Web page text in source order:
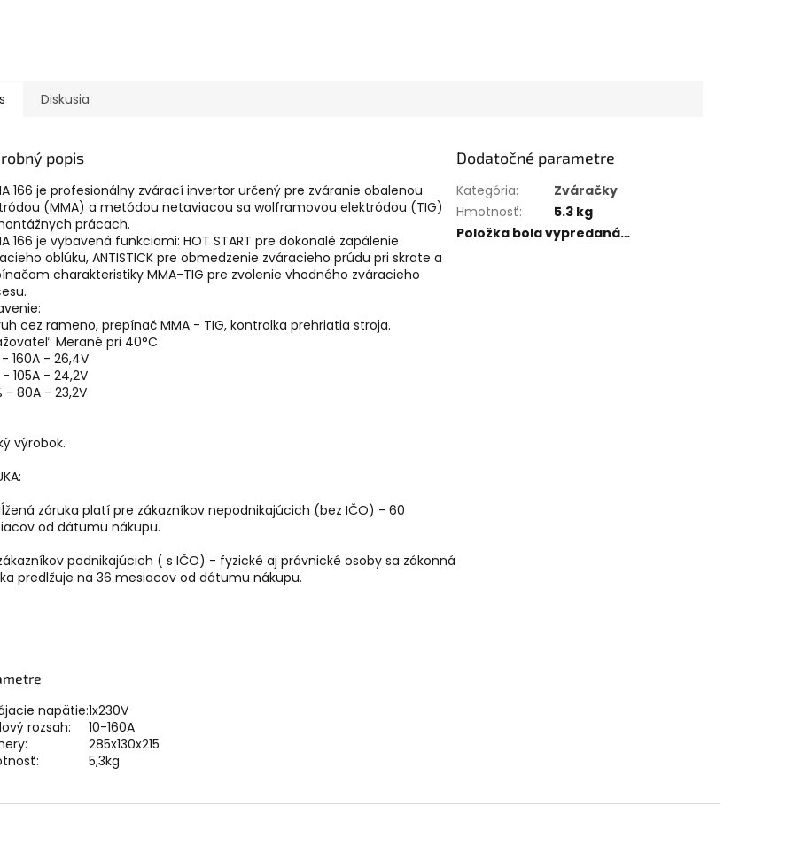
Diskusia
popis
166 je profesionálny zvárací invertor určený pre zváranie obalenou
(MMA) a metódou netaviacou sa wolframovou elektródou (TIG)
prácach.
166 je vybavená funkciami: HOT START pre dokonalé zapálenie
oblúku, ANTISTICK pre obmedzenie zváracieho prúdu pri skrate a
charakteristiky MMA-TIG pre zvolenie vhodného zváracieho
cez rameno, prepínač MMA - TIG, kontrolka prehriatia stroja.
Merané pri 40°C
- 160A - 26,4V
105A - 24,2V
- 80A - 23,2V
výrobok.
záruka platí pre zákazníkov nepodnikajúcich (bez IČO) - 60
od dátumu nákupu.
podnikajúcich ( s IČO) - fyzické aj právnické osoby sa zákonná
predlžuje na 36 mesiacov od dátumu nákupu.
napätie:1x230V
rozsah:
10-160A
285x130x215
5,3kg
Dodatočné parametre
Kategória:
Zváračky
Hmotnosť:
5.3 kg
Položka bola vypredaná…